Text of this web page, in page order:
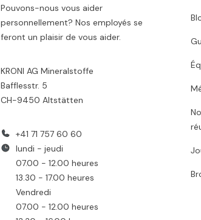
Pouvons-nous vous aider
personnellement? Nos employés se
feront un plaisir de vous aider.
KRONI AG Mineralstoffe
Bafflesstr. 5
CH-9450 Altstätten
+41 71 757 60 60
lundi - jeudi
07.00 - 12.00 heures
13.30 - 17.00 heures
Vendredi
07.00 - 12.00 heures